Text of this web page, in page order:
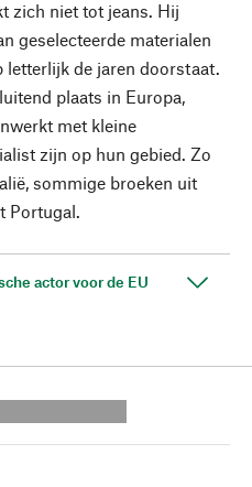
zich niet tot jeans. Hij
geselecteerde materialen
de jaren doorstaat.
plaats in Europa,
met kleine
zijn op hun gebied. Zo
sommige broeken uit
Portugal.
actor voor de EU